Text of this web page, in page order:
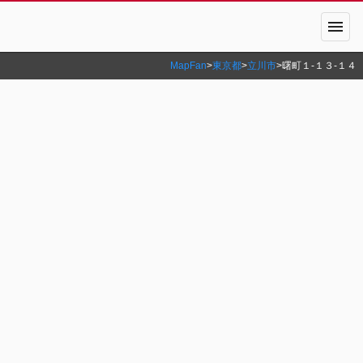
menu
MapFan>東京都>立川市>曙町１‐１３‐１４